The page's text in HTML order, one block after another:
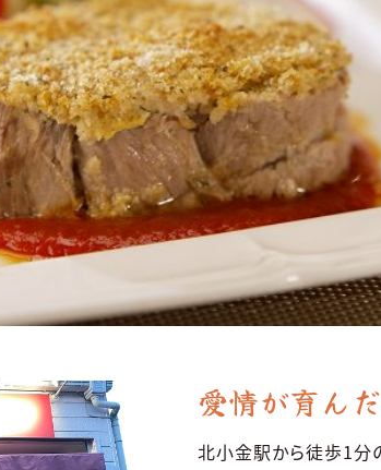
愛情が育ん
北小金駅から徒歩1分